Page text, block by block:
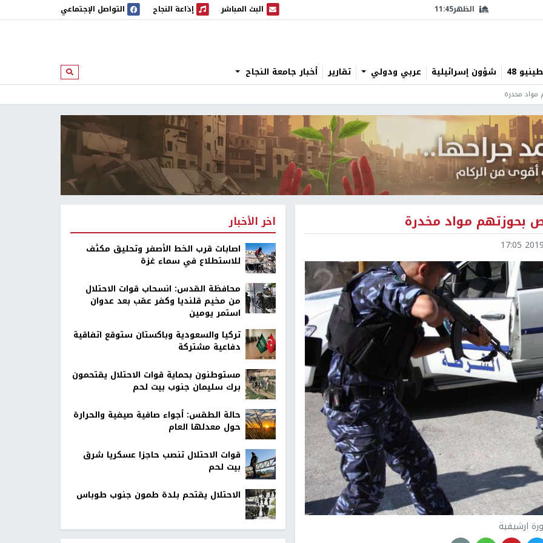
الظهر11:45 البث المباشر
البث المباشر إذاعة النجاح
إذاعة النجاح التواصل الإجتماعي
48 شؤون إسرائيلية عربي ودولي تقارير أخبار جامعة النجاح ابحث
2019-
ارشيفية
اخر الأخبار
اصابات قرب الخط الأصفر وتحليق مكثف
للاستطلاع في سماء غزة
محافظة القدس: انسحاب قوات الاحتلال
من مخيم قلنديا وكفر عقب بعد عدوان
استمر يومين
تركيا والسعودية وباكستان ستوقع اتفاقية
دفاعية مشتركة
مستوطنون بحماية قوات الاحتلال يقتحمون
برك سليمان جنوب بيت لحم
حالة الطقس: أجواء صافية صيفية والحرارة
حول معدلها العام
قوات الاحتلال تنصب حاجزا عسكريا شرق
بيت لحم
الاحتلال يقتحم بلدة طمون جنوب طوباس